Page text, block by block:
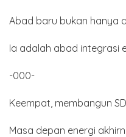
Abad baru bukan hanya
Ia adalah abad integrasi
-000-
Keempat, membangun
Masa depan energi